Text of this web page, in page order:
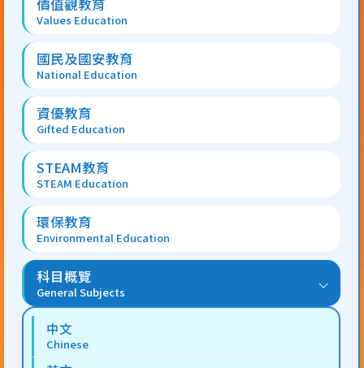
價值觀教育
Values Education
國民及國安教育
National Education
資優教育
Gifted Education
STEAM教育
STEAM Education
環保教育
Environmental Education
科目概覽
General Subjects
中文
Chinese